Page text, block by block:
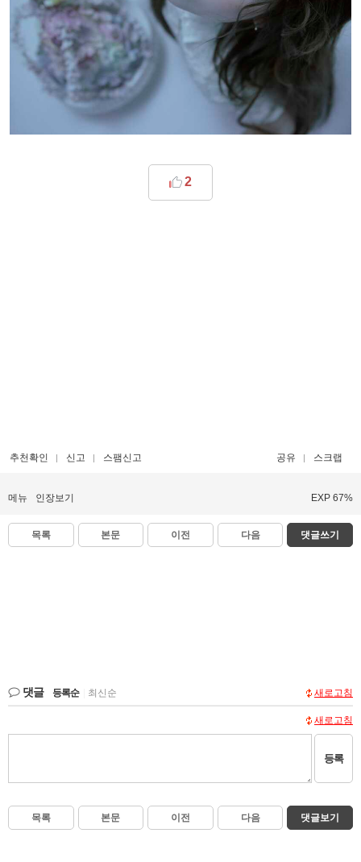
2
추천확인 신고 스팸신고 공유 스크랩
메뉴 인장보기 EXP 67%
목록 본문 이전 다음 댓글쓰기
댓글 등록순 최신순 새로고침
새로고침
등록
목록 본문 이전 다음 댓글보기